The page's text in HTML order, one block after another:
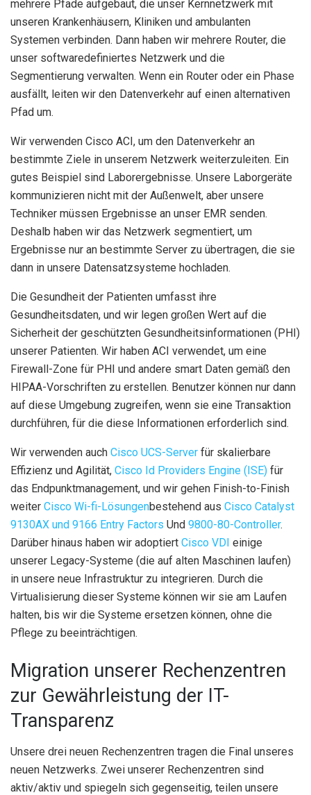
mehrere Pfade aufgebaut, die unser Kernnetzwerk mit
unseren Krankenhäusern, Kliniken und ambulanten
Systemen verbinden. Dann haben wir mehrere Router, die
unser softwaredefiniertes Netzwerk und die
Segmentierung verwalten. Wenn ein Router oder ein Phase
ausfällt, leiten wir den Datenverkehr auf einen alternativen
Pfad um.
Wir verwenden Cisco ACI, um den Datenverkehr an
bestimmte Ziele in unserem Netzwerk weiterzuleiten. Ein
gutes Beispiel sind Laborergebnisse. Unsere Laborgeräte
kommunizieren nicht mit der Außenwelt, aber unsere
Techniker müssen Ergebnisse an unser EMR senden.
Deshalb haben wir das Netzwerk segmentiert, um
Ergebnisse nur an bestimmte Server zu übertragen, die sie
dann in unsere Datensatzsysteme hochladen.
Die Gesundheit der Patienten umfasst ihre
Gesundheitsdaten, und wir legen großen Wert auf die
Sicherheit der geschützten Gesundheitsinformationen (PHI)
unserer Patienten. Wir haben ACI verwendet, um eine
Firewall-Zone für PHI und andere smart Daten gemäß den
HIPAA-Vorschriften zu erstellen. Benutzer können nur dann
auf diese Umgebung zugreifen, wenn sie eine Transaktion
durchführen, für die diese Informationen erforderlich sind.
Wir verwenden auch Cisco UCS-Server für skalierbare
Effizienz und Agilität, Cisco Id Providers Engine (ISE) für
das Endpunktmanagement, und wir gehen Finish-to-Finish
weiter Cisco Wi-fi-Lösungenbestehend aus Cisco Catalyst
9130AX und 9166 Entry Factors Und 9800-80-Controller.
Darüber hinaus haben wir adoptiert Cisco VDI einige
unserer Legacy-Systeme (die auf alten Maschinen laufen)
in unsere neue Infrastruktur zu integrieren. Durch die
Virtualisierung dieser Systeme können wir sie am Laufen
halten, bis wir die Systeme ersetzen können, ohne die
Pflege zu beeinträchtigen.
Migration unserer Rechenzentren
zur Gewährleistung der IT-
Transparenz
Unsere drei neuen Rechenzentren tragen die Final unseres
neuen Netzwerks. Zwei unserer Rechenzentren sind
aktiv/aktiv und spiegeln sich gegenseitig, teilen unsere